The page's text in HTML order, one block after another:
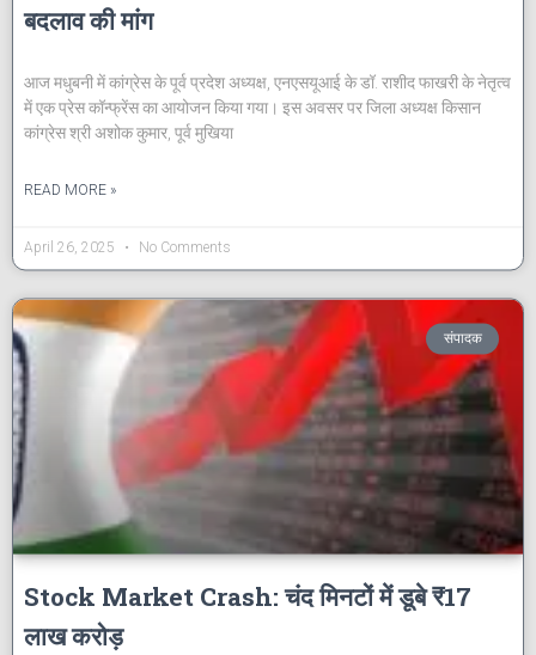
बदलाव की मांग
आज मधुबनी में कांग्रेस के पूर्व प्रदेश अध्यक्ष, एनएसयूआई के डॉ. राशीद फाखरी के नेतृत्व
में एक प्रेस कॉन्फ्रेंस का आयोजन किया गया। इस अवसर पर जिला अध्यक्ष किसान
कांग्रेस श्री अशोक कुमार, पूर्व मुखिया
READ MORE »
April 26, 2025 No Comments
संपादक
Stock Market Crash: चंद मिनटों में डूबे ₹17
लाख करोड़